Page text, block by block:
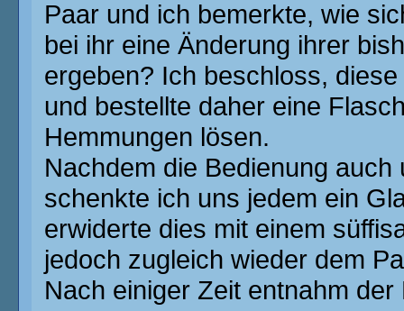
Paar und ich bemerkte, wie
bei ihr eine Änderung ihrer
ergeben? Ich beschloss,
und bestellte daher eine
Hemmungen lösen.
Nachdem die Bedienung
schenkte ich uns jedem ein
erwiderte dies mit einem
jedoch zugleich wieder dem
Nach einiger Zeit entnahm